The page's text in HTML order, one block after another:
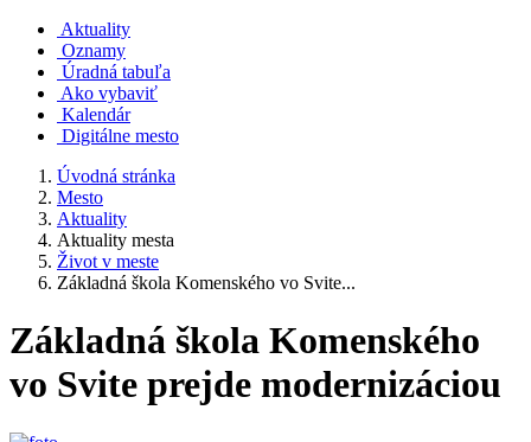
Aktuality
Oznamy
Úradná tabuľa
Ako vybaviť
Kalendár
Digitálne mesto
Úvodná stránka
Mesto
Aktuality
Aktuality mesta
Život v meste
Základná škola Komenského vo Svite...
Základná škola Komenského
vo Svite prejde modernizáciou